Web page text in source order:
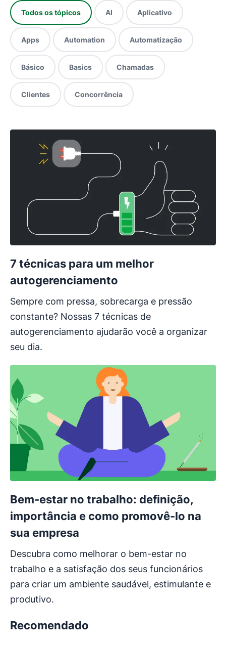
Todos os tópicos AI Aplicativo
Apps Automation Automatização
Básico Basics Chamadas
Clientes Concorrência
7 técnicas para um melhor
autogerenciamento
Sempre com pressa, sobrecarga e pressão
constante? Nossas 7 técnicas de
autogerenciamento ajudarão você a organizar
seu dia.
Bem-estar no trabalho: definição,
importância e como promovê-lo na
sua empresa
Descubra como melhorar o bem-estar no
trabalho e a satisfação dos seus funcionários
para criar um ambiente saudável, estimulante e
produtivo.
Recomendado